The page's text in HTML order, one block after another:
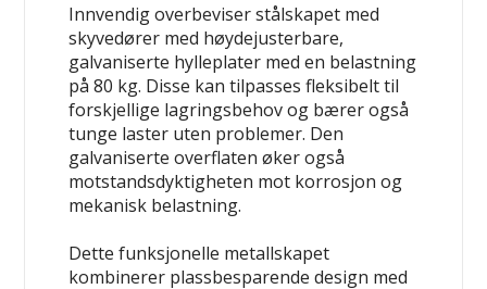
Innvendig overbeviser stålskapet med
skyvedører med høydejusterbare,
galvaniserte hylleplater med en belastning
på 80 kg. Disse kan tilpasses fleksibelt til
forskjellige lagringsbehov og bærer også
tunge laster uten problemer. Den
galvaniserte overflaten øker også
motstandsdyktigheten mot korrosjon og
mekanisk belastning.
Dette funksjonelle metallskapet
kombinerer plassbesparende design med